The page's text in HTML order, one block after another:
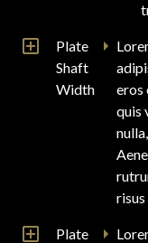
Plate
Shaft
Width
eros
quis
Plate